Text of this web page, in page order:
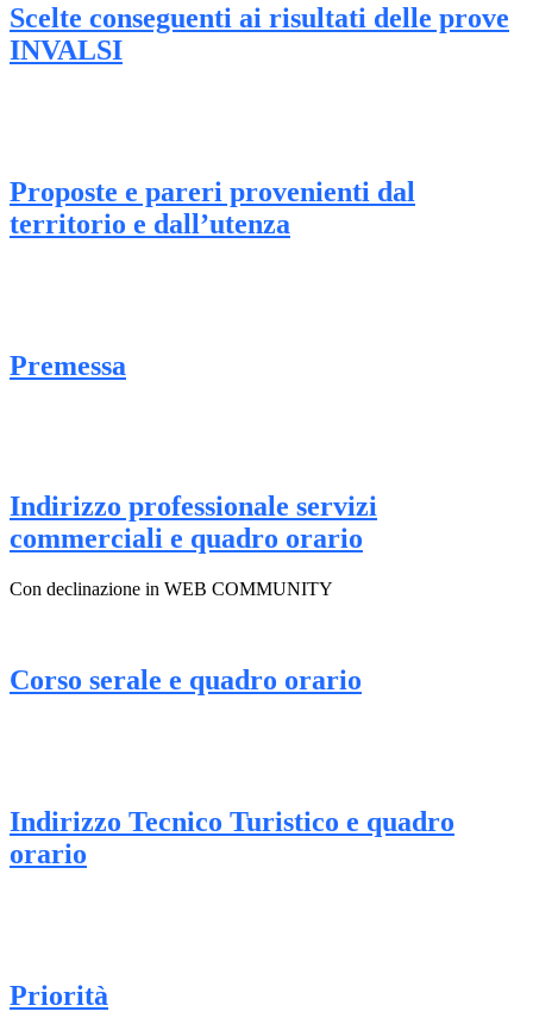
Scelte conseguenti ai risultati delle prove
INVALSI
Proposte e pareri provenienti dal
territorio e dall’utenza
Premessa
Indirizzo professionale servizi
commerciali e quadro orario
Con declinazione in WEB COMMUNITY
Corso serale e quadro orario
Indirizzo Tecnico Turistico e quadro
orario
Priorità